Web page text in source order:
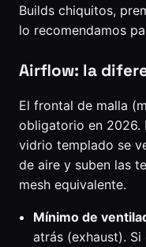
Builds chiquitos,
lo recomendamos
Airflow: la
El frontal de malla
obligatorio en 2026.
vidrio templado se
de aire y suben las
mesh equivalente.
Mínimo de
atrás (exhaust).